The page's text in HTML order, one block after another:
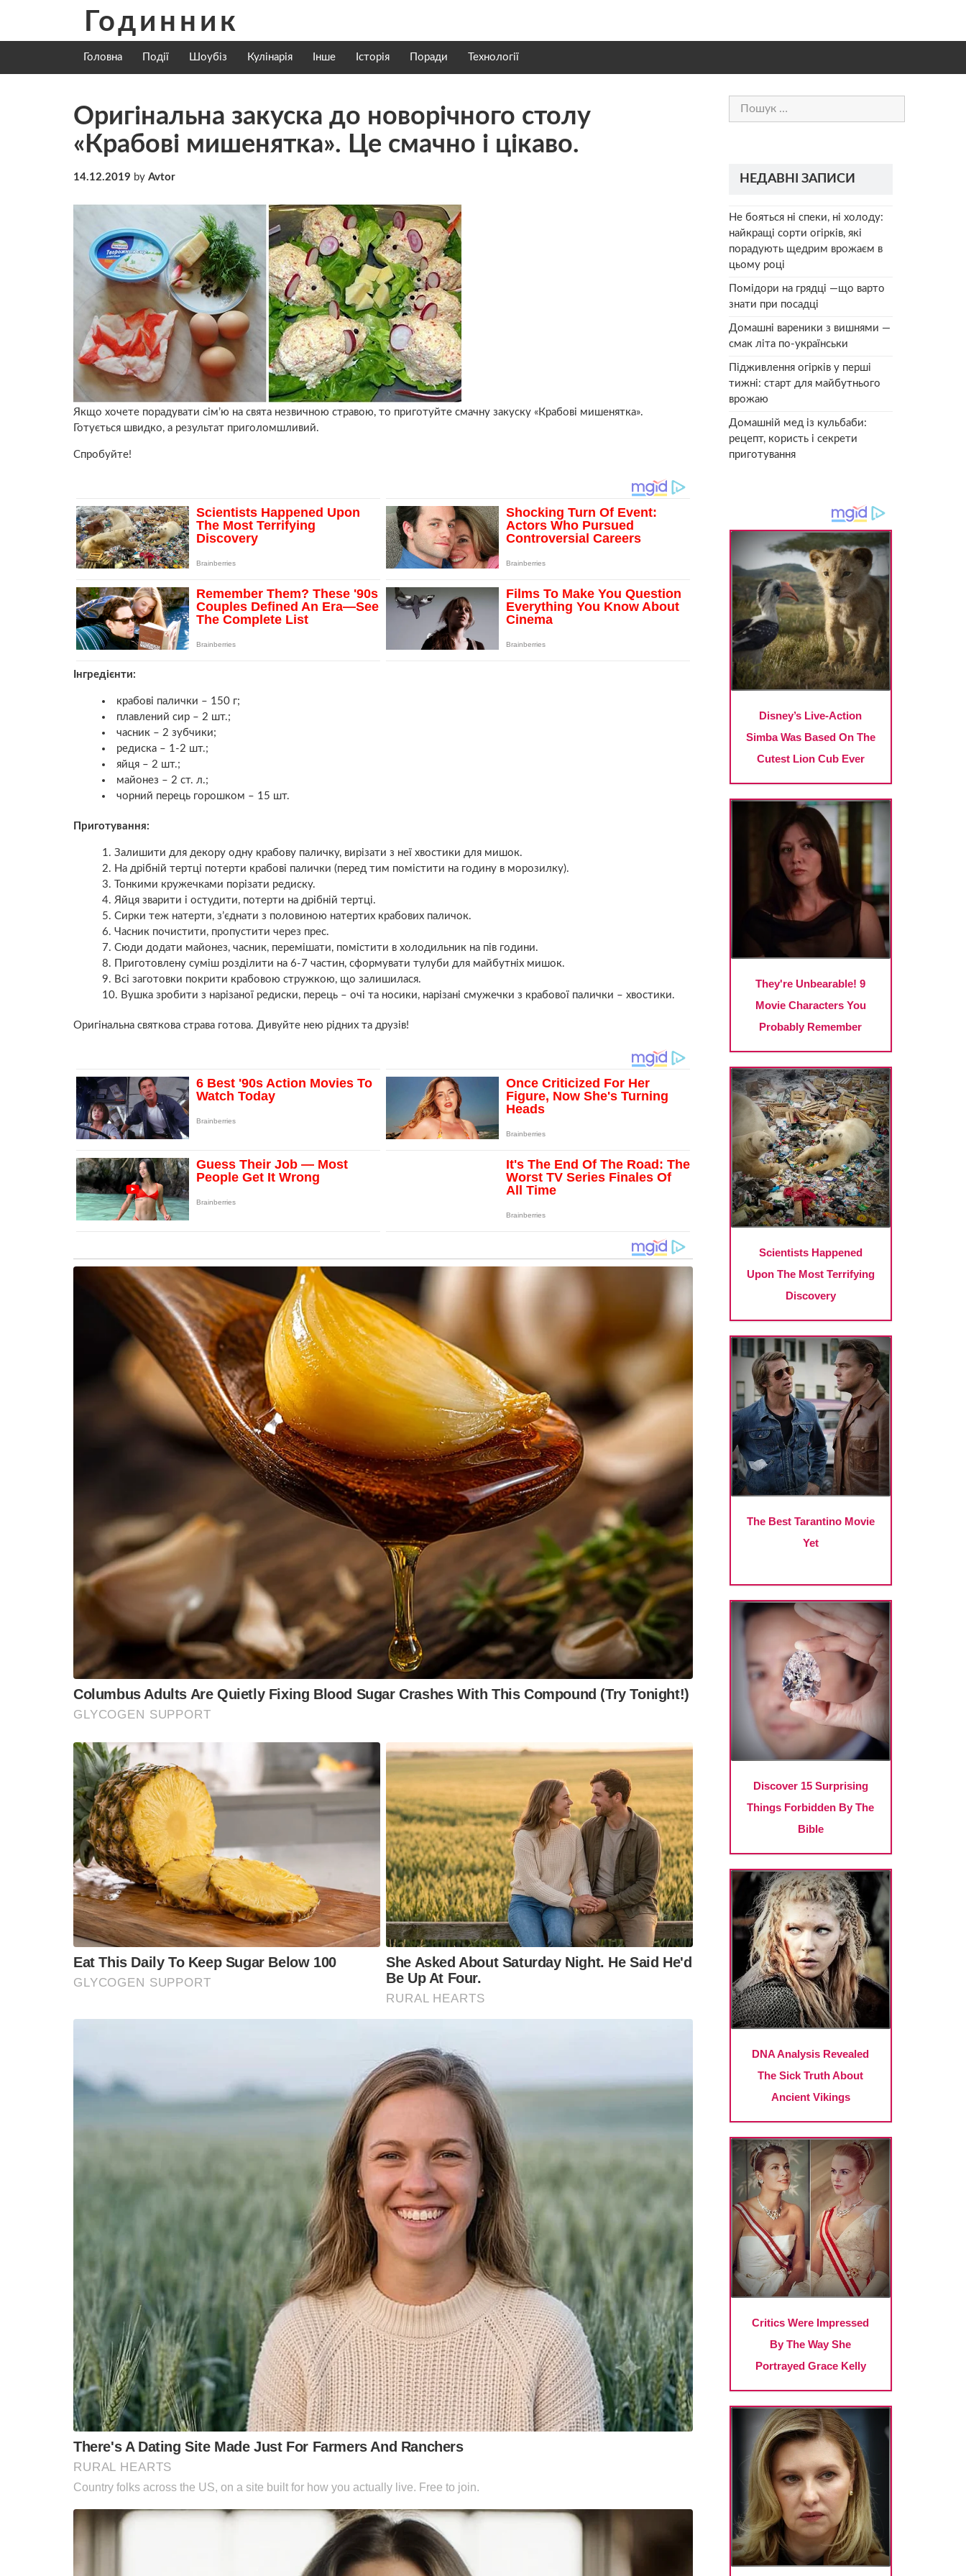
content
Годинник
Головна Події Шоубіз Кулінарія Інше Історія Поради Технології
Оригінальна закуска до новорічного столу
«Крабові мишенятка». Це смачно і цікаво.
14.12.2019 by Avtor
Якщо хочете порадувати сім’ю на свята незвичною стравою, то приготуйте смачну закуску «Крабові мишенятка».
Готується швидко, а результат приголомшливий.
Спробуйте!
Інгредієнти:
крабові палички – 150 г;
плавлений сир – 2 шт.;
часник – 2 зубчики;
редиска – 1-2 шт.;
яйця – 2 шт.;
майонез – 2 ст. л.;
чорний перець горошком – 15 шт.
Приготування:
Залишити для декору одну крабову паличку, вирізати з неї хвостики для мишок.
На дрібній тертці потерти крабові палички (перед тим помістити на годину в морозилку).
Тонкими кружечками порізати редиску.
Яйця зварити і остудити, потерти на дрібній тертці.
Сирки теж натерти, з’єднати з половиною натертих крабових паличок.
Часник почистити, пропустити через прес.
Сюди додати майонез, часник, перемішати, помістити в холодильник на пів години.
Приготовлену суміш розділити на 6-7 частин, сформувати тулуби для майбутніх мишок.
Всі заготовки покрити крабовою стружкою, що залишилася.
Вушка зробити з нарізаної редиски, перець – очі та носики, нарізані смужечки з крабової палички – хвостики.
Оригінальна святкова страва готова. Дивуйте нею рідних та друзів!
Пошук:
НЕДАВНІ ЗАПИСИ
Не бояться ні спеки, ні холоду:
найкращі сорти огірків, які
порадують щедрим врожаєм в
цьому році
Помідори на грядці —що варто
знати при посадці
Домашні вареники з вишнями —
смак літа по-українськи
Підживлення огірків у перші
тижні: старт для майбутнього
врожаю
Домашній мед із кульбаби:
рецепт, користь і секрети
приготування